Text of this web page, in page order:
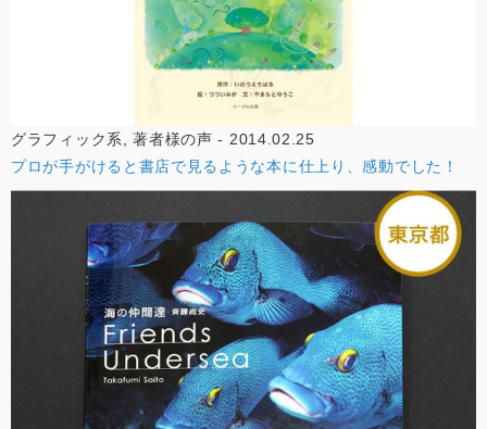
グラフィック系, 著者様の声 - 2014.02.25
プロが手がけると書店で見るような本に仕上り、感動でした！